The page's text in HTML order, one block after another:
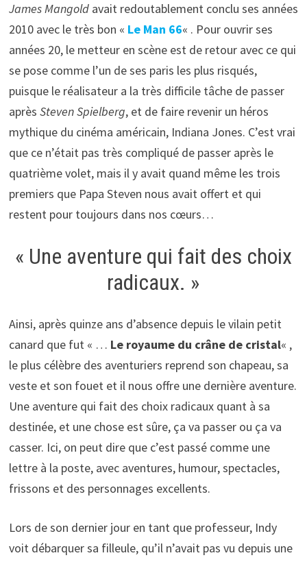
James Mangoldavait redoutablement conclu ses années
2010 avec le très bon « Le Man 66« . Pour ouvrir ses
années 20, le metteur en scène est de retour avec ce qui
se pose comme l’un de ses paris les plus risqués,
puisque le réalisateur a la très difficile tâche de passer
après Steven Spielberg, et de faire revenir un héros
mythique du cinéma américain, Indiana Jones. C’est vrai
que ce n’était pas très compliqué de passer après le
quatrième volet, mais il y avait quand même les trois
premiers que Papa Steven nous avait offert et qui
restent pour toujours dans nos cœurs…
« Une aventure qui fait des choix
radicaux. »
Ainsi, après quinze ans d’absence depuis le vilain petit
canard que fut « … Le royaume du crâne de cristal« ,
le plus célèbre des aventuriers reprend son chapeau, sa
veste et son fouet et il nous offre une dernière aventure.
Une aventure qui fait des choix radicaux quant à sa
destinée, et une chose est sûre, ça va passer ou ça va
casser. Ici, on peut dire que c’est passé comme une
lettre à la poste, avec aventures, humour, spectacles,
frissons et des personnages excellents.
Lors de son dernier jour en tant que professeur, Indy
voit débarquer sa filleule, qu’il n’avait pas vu depuis une